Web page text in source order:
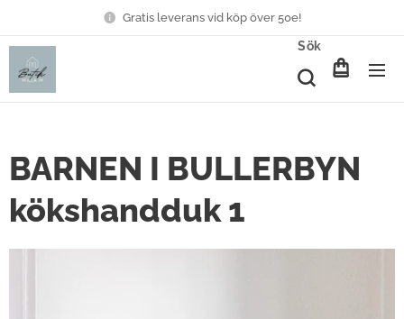
Gratis leverans vid köp över 50e!
Sök
BARNEN I BULLERBYN
kökshandduk 1